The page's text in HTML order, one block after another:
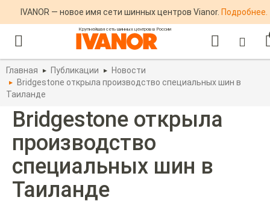
IVANOR — новое имя сети шинных центров Vianor. Подробнее.
Крупнейшая сеть шинных центров в России
Главная Публикации
Новости
Bridgestone открыла производство специальных шин в
Таиланде
Bridgestone открыла
производство
специальных шин в
Таиланде